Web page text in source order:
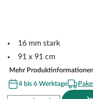
16 mm stark
91 x 91 cm
Mehr Produktinformationen
4 bis 6 Werktage